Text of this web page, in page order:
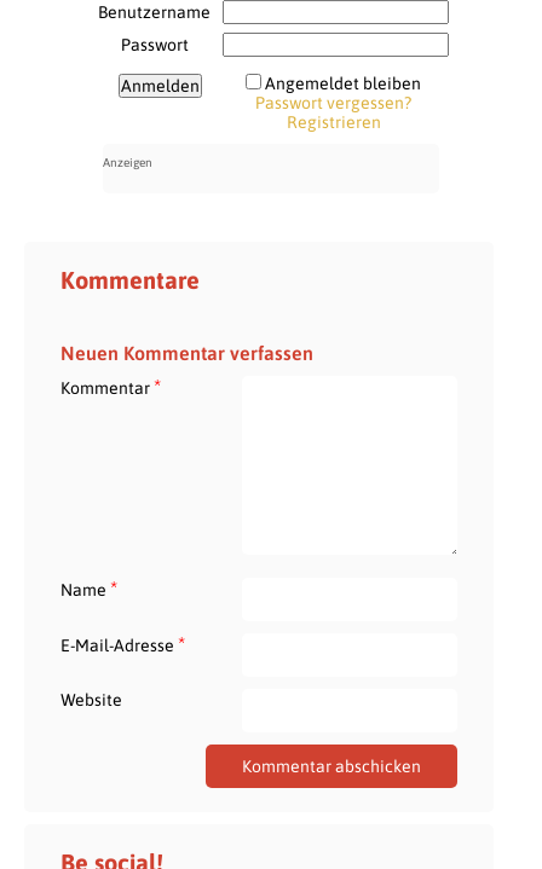
Benutzername
Passwort
Angemeldet bleiben
Passwort vergessen?
Registrieren
Kommentare
Neuen Kommentar verfassen
Kommentar*
Name *
E-Mail-Adresse *
Website
Be social!